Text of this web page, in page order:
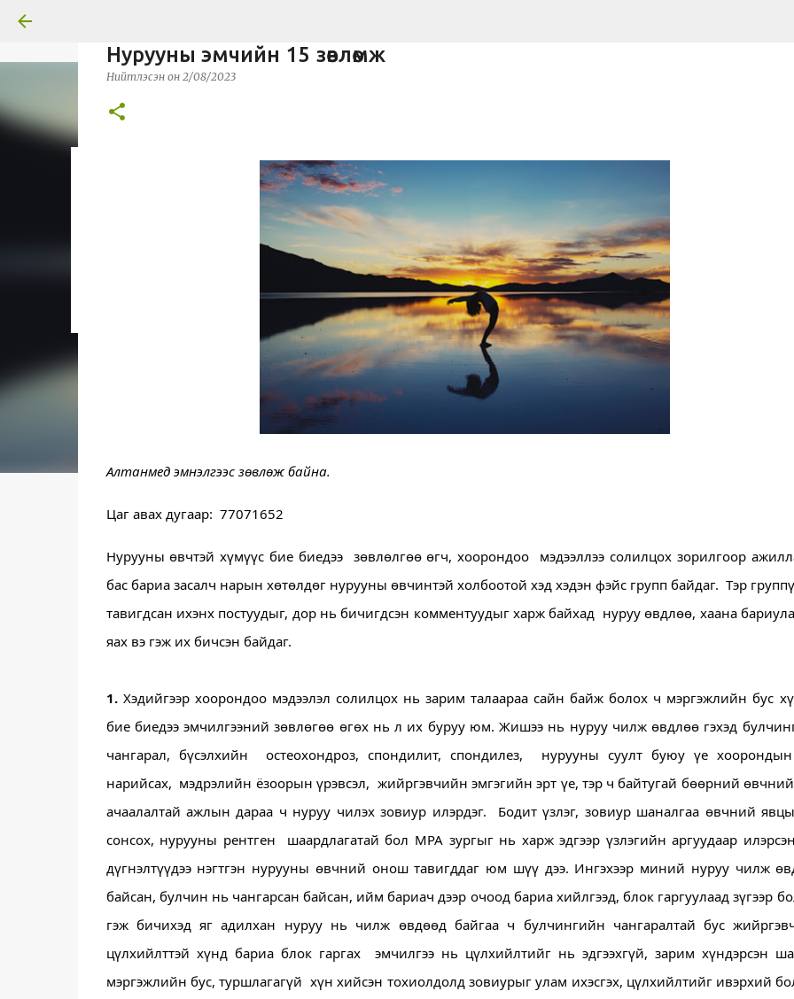
Тусгай нийтлэл: Гавриил Абрамович Илизаров
МЭДЭЭ
Нурууны эмчийн 15 зөвлөмж
Нийтлэсэн он 2/08/2023
Алтанмед эмнэлгээс зөвлөж байна.
Цаг авах дугаар:  77071652
Нурууны өвчтэй хүмүүс бие биедээ  зөвлөлгөө өгч, хоорондоо  мэдээллээ солилцох зорилгоор
бас бариа засалч нарын хөтөлдөг нурууны өвчинтэй холбоотой хэд хэдэн фэйс групп байдаг.  Тэр
тавигдсан ихэнх постуудыг, дор нь бичигдсэн комментуудыг харж байхад  нуруу өвдлөө, хаана
яах вэ гэж их бичсэн байдаг.
1. Хэдийгээр хоорондоо мэдээлэл солилцох нь зарим талаараа сайн байж болох ч мэргэжлийн бус
бие биедээ эмчилгээний зөвлөгөө өгөх нь л их буруу юм. Жишээ нь нуруу чилж өвдлөө гэхэд
чангарал, бүсэлхийн  остеохондроз, спондилит, спондилез,  нурууны суулт буюу үе
нарийсах,  мэдрэлийн ёзоорын үрэвсэл,  жийргэвчийн эмгэгийн эрт үе, тэр ч байтугай бөөрний
ачаалалтай ажлын дараа ч нуруу чилэх зовиур илэрдэг.  Бодит үзлэг, зовиур шаналгаа өвчний
сонсох, нурууны рентген  шаардлагатай бол МРА зургыг нь харж эдгээр үзлэгийн аргуудаар
дүгнэлтүүдээ нэгтгэн нурууны өвчний онош тавигддаг юм шүү дээ. Ингэхээр миний нуруу чилж
байсан, булчин нь чангарсан байсан, ийм бариач дээр очоод бариа хийлгээд, блок гаргуулаад зүгээр
гэж бичихэд яг адилхан нуруу нь чилж өвдөөд байгаа ч булчингийн чангаралтай бус
цүлхийлттэй хүнд бариа блок гаргах  эмчилгээ нь цүлхийлтийг нь эдгээхгүй, зарим хүндэрсэн
мэргэжлийн бус, туршлагагүй  хүн хийсэн тохиолдолд зовиурыг улам ихэсгэх, цүлхийлтийг ивэрхий